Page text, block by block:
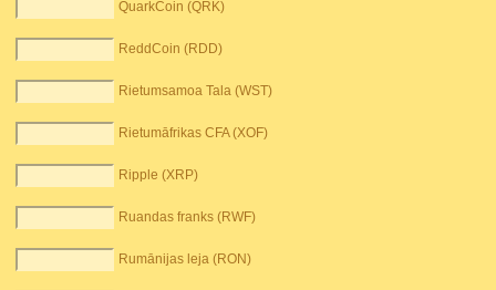
QuarkCoin (QRK)
ReddCoin (RDD)
Rietumsamoa Tala (WST)
Rietumāfrikas CFA (XOF)
Ripple (XRP)
Ruandas franks (RWF)
Rumānijas leja (RON)